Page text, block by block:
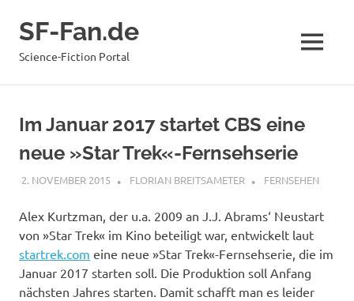
InhaltSF-Fan.de
Science-Fiction Portal MENÜ
Im Januar 2017 startet CBS eine
neue »Star Trek«-Fernsehserie
2. NOVEMBER 2015 FLORIAN BREITSAMETER FERNSEHEN
Alex Kurtzman, der u.a. 2009 an J.J. Abrams‘ Neustart
von »Star Trek« im Kino beteiligt war, entwickelt laut
startrek.com eine neue »Star Trek«-Fernsehserie, die im
Januar 2017 starten soll. Die Produktion soll Anfang
nächsten Jahres starten. Damit schafft man es leider